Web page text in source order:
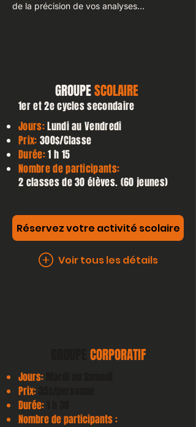
de la précision de vos analyses…
GROUPESCOLAIRE
1er et 2e cycles secondaire
Jours:Lundi au Vendredi
Prix: 300$/Classe
Durée:1 h 15
Nombre de participants:
2 classes de 30 élèves. (60 jeunes)
Réservez votre activité scolaire
Voir tous les détails
CORPORATIF
Jours:
Prix:
Durée:
Nombre de participants :